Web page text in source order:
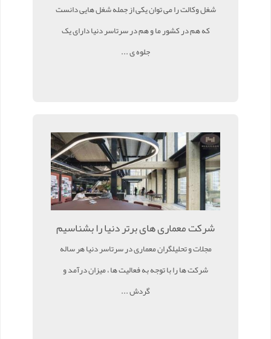
شغل وکالت را می توان یکی از جمله شغل هایی دانست
که هم در کشور ما و هم در سرتاسر دنیا دارای یک
جلوه ی ...
شرکت معماری های برتر دنیا را بشناسیم
مجلات و تحلیلگران معماری در سرتاسر دنیا هر ساله
شرکت ها را با توجه به فعالیت ها ، میزان درآمد و
گردش ...